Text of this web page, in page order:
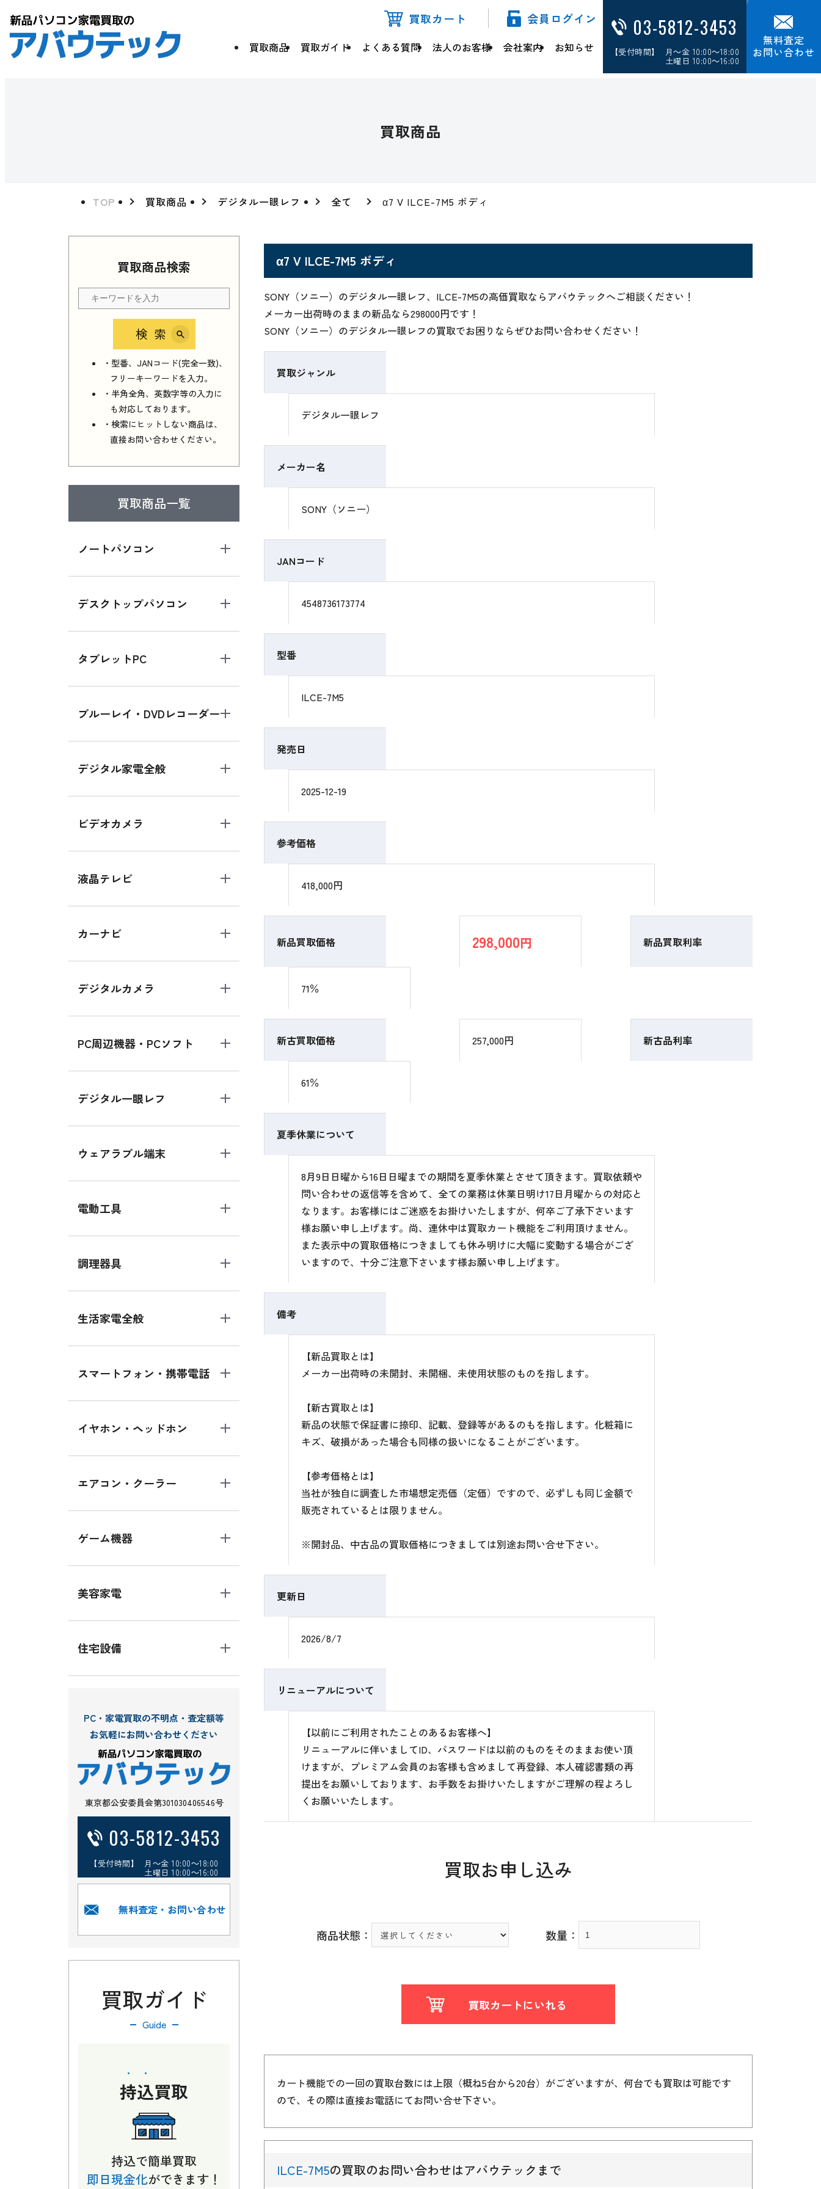
買取カート 会員ログイン
買取商品 買取ガイド よくある質問 法人のお客様 会社案内 お知らせ
03-5812-3453
【受付時間】 月～金 10:00～18:00
土曜日 10:00～16:00
無料査定
お問い合わせ
買取商品
TOP 買取商品 デジタル一眼レフ 全て α7 V ILCE-7M5 ボディ
買取商品検索
検索
・型番、JANコード(完全一致)、
フリーキーワードを入力。
・半角全角、英数字等の入力に
も対応しております。
・検索にヒットしない商品は、
直接お問い合わせください。
買取商品一覧
ノートパソコン
デスクトップパソコン
タブレットPC
ブルーレイ・DVDレコーダー
デジタル家電全般
ビデオカメラ
液晶テレビ
カーナビ
デジタルカメラ
PC周辺機器・PCソフト
デジタル一眼レフ
ウェアラブル端末
電動工具
調理器具
生活家電全般
スマートフォン・携帯電話
イヤホン・ヘッドホン
エアコン・クーラー
ゲーム機器
美容家電
住宅設備
PC・家電買取の不明点・査定額等
お気軽にお問い合わせください
東京都公安委員会第301030406546号
03-5812-3453
【受付時間】 月～金 10:00～18:00
土曜日 10:00～16:00
無料査定・お問い合わせ
買取ガイド
Guide
持込買取
持込で簡単買取
即日現金化ができます！
α7 V ILCE-7M5 ボディ
SONY（ソニー）のデジタル一眼レフ、ILCE-7M5の高価買取ならアバウテックへご相談ください！
メーカー出荷時のままの新品なら298000円です！
SONY（ソニー）のデジタル一眼レフの買取でお困りならぜひお問い合わせください！
買取ジャンル
デジタル一眼レフ
メーカー名
SONY（ソニー）
JANコード
4548736173774
型番
ILCE-7M5
発売日
2025-12-19
参考価格
418,000円
新品買取価格 298,000円 新品買取利率
71％
新古買取価格 257,000円 新古品利率
61％
夏季休業について
8月9日日曜から16日日曜までの期間を夏季休業とさせて頂きます。買取依頼や
問い合わせの返信等を含めて、全ての業務は休業日明け17日月曜からの対応と
なります。お客様にはご迷惑をお掛けいたしますが、何卒ご了承下さいます
様お願い申し上げます。尚、連休中は買取カート機能をご利用頂けません。
また表示中の買取価格につきましても休み明けに大幅に変動する場合がござ
いますので、十分ご注意下さいます様お願い申し上げます。
備考
【新品買取とは】
メーカー出荷時の未開封、未開梱、未使用状態のものを指します。
【新古買取とは】
新品の状態で保証書に捺印、記載、登録等があるのもを指します。化粧箱に
キズ、破損があった場合も同様の扱いになることがございます。
【参考価格とは】
当社が独自に調査した市場想定売価（定価）ですので、必ずしも同じ金額で
販売されているとは限りません。
※開封品、中古品の買取価格につきましては別途お問い合せ下さい。
更新日
2026/8/7
リニューアルについて
【以前にご利用されたことのあるお客様へ】
リニューアルに伴いましてID、パスワードは以前のものをそのままお使い頂
けますが、プレミアム会員のお客様も含めまして再登録、本人確認書類の再
提出をお願いしております、お手数をお掛けいたしますがご理解の程よろし
くお願いいたします。
買取お申し込み
商品状態： 数量：
買取カートにいれる
カート機能での一回の買取台数には上限（概ね5台から20台）がございますが、何台でも買取は可能です
ので、その際は直接お電話にてお問い合せ下さい。
ILCE-7M5の買取のお問い合わせはアバウテックまで